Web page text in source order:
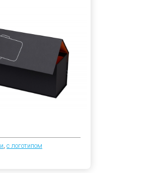
, с логотипом